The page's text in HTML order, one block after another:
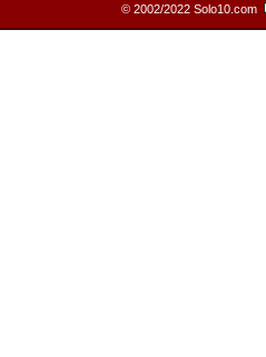
© 2002/2022 Solo10.com